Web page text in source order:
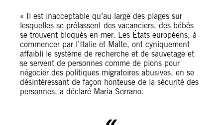
« Il est inacceptable qu’au large des plages sur
lesquelles se prélassent des vacanciers, des bébés
se trouvent bloqués en mer. Les États européens, à
commencer par l’Italie et Malte, ont cyniquement
affaibli le système de recherche et de sauvetage et
se servent de personnes comme de pions pour
négocier des politiques migratoires abusives, en se
désintéressant de façon honteuse de la sécurité des
personnes, a déclaré Maria Serrano.